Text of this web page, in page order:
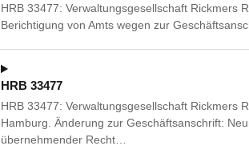
HRB 33477: Verwaltungsgesellschaft Rickmers
Berichtigung von Amts wegen zur
HRB 33477
HRB 33477: Verwaltungsgesellschaft Rickmers
Hamburg. Änderung zur Geschäftsanschrift:
übernehmender Recht…